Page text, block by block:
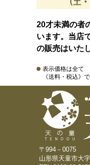
20才未満の者
います。当店
の販売はいた
表示価格は全て
《送料・税込》で
〒994－0075
山形県天童市大